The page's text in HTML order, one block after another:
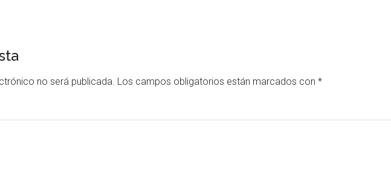
no será publicada. Los campos obligatorios están marcados con *